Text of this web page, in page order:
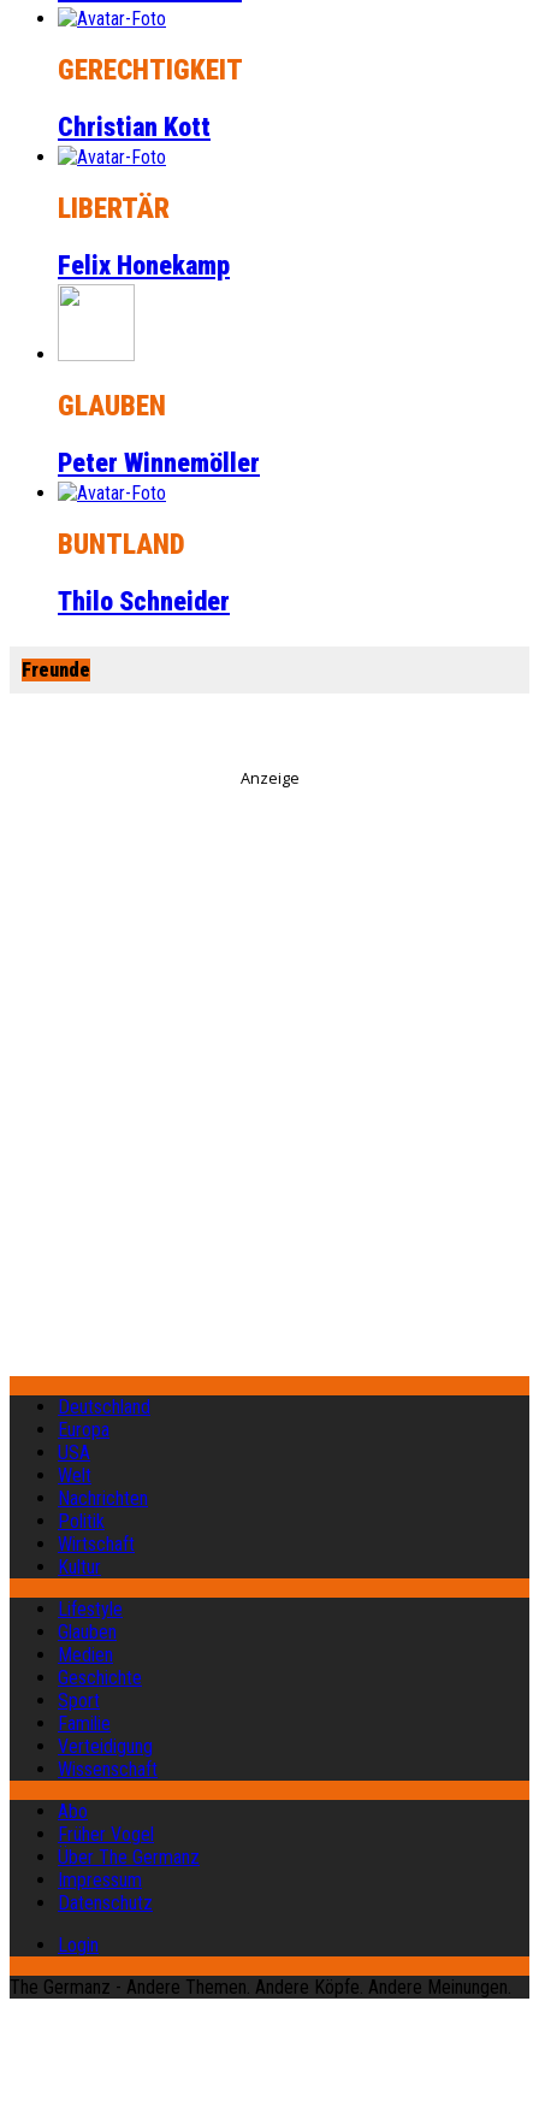
GERECHTIGKEIT
Christian Kott
LIBERTÄR
Felix Honekamp
GLAUBEN
Peter Winnemöller
BUNTLAND
Thilo Schneider
Freunde
Anzeige
Deutschland
Europa
USA
Welt
Nachrichten
Politik
Wirtschaft
Kultur
Lifestyle
Glauben
Medien
Geschichte
Sport
Familie
Verteidigung
Wissenschaft
Abo
Früher Vogel
Über The Germanz
Impressum
Datenschutz
Login
The Germanz - Andere Themen. Andere Köpfe. Andere Meinungen.